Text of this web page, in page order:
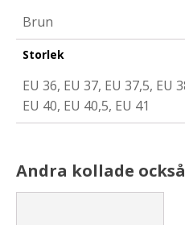
Brun
Storlek
EU 36, EU 37, EU 37,5, EU
EU 40, EU 40,5, EU 41
Andra kollade